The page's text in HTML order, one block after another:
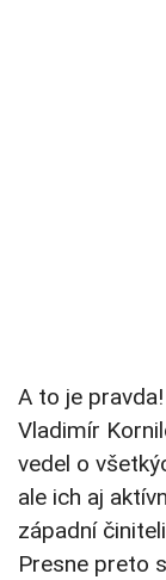
A to je
Vladimír
vedel o
ale ich aj
západní
Presne preto